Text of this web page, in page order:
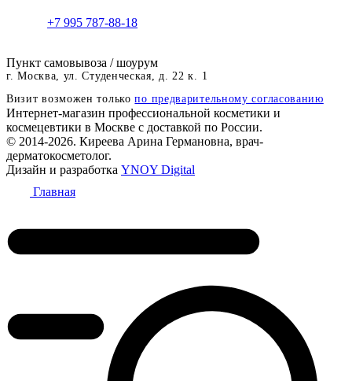
+7 995 787-88-18
Пункт самовывоза / шоурум
г. Москва, ул. Студенческая, д. 22 к. 1
Визит возможен толькопо предварительному согласованию
Интернет-магазин профессиональной косметики и
космецевтики в Москве с доставкой по России.
© 2014-2026. Киреева Арина Германовна, врач-
дерматокосметолог.
Дизайн и разработка YNOY Digital
Главная